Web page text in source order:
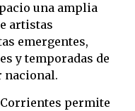
una amplia
artistas
emergentes,
y temporadas de
nacional.
permite